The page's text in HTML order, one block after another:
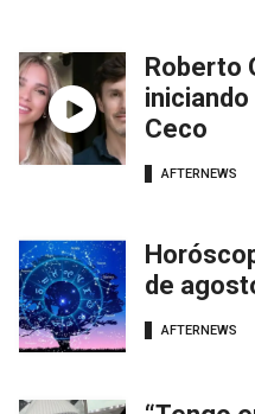
Roberto
Ceco
AFTERNEWS
de
AFTERNEWS